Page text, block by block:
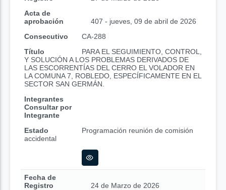
Acta de
aprobación
407 - jueves, 09 de abril de 2026
Consecutivo
CA-288
Título
PARA EL SEGUIMIENTO, CONTROL,
Y SOLUCIÓN A LOS PROBLEMAS DERIVADOS DE
LAS ESCORRENTÍAS DEL CERRO EL VOLADOR EN
LA COMUNA 7, ROBLEDO, ESPECÍFICAMENTE EN EL
SECTOR SAN GERMÁN.
Integrantes
Consultar por
Integrante
Estado
Programación reunión de comisión
accidental
Fecha de
Registro
24 de Marzo de 2026